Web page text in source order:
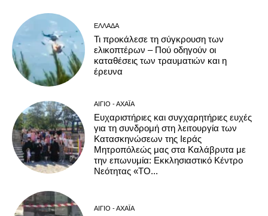
ΕΛΛΆΔΑ
Τι προκάλεσε τη σύγκρουση των
ελικοπτέρων – Πού οδηγούν οι
καταθέσεις των τραυματιών και η
έρευνα
ΑΊΓΙΟ - ΑΧΑΪ́Α
Ευχαριστήριες και συγχαρητήριες ευχές
για τη συνδρομή στη λειτουργία των
Κατασκηνώσεων της Ιεράς
Μητροπόλεώς μας στα Καλάβρυτα με
την επωνυμία: Εκκλησιαστικό Κέντρο
Νεότητας «ΤΟ...
ΑΊΓΙΟ - ΑΧΑΪ́Α